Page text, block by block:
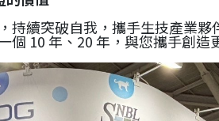
持續突破自我，攜手生技產業夥
10 年、20 年，與您攜手創造